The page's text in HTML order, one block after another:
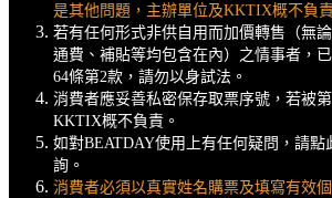
是其他問題，主辦單位及KKTIX概不負責
若有任何形式非供自用而加價轉售（無
通費、補貼等均包含在內）之情事者，
64條第2款，請勿以身試法。
消費者應妥善私密保存取票序號，若被
KKTIX概不負責。
如對BEATDAY使用上有任何疑問，請點
詢。
消費者必須以真實姓名購票及填寫有效